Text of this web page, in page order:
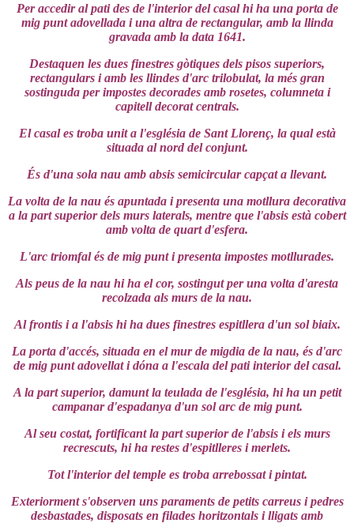
Per accedir al pati des de l'interior del casal hi ha una porta de
mig punt adovellada i una altra derectangular, amb la llinda
gravada amb la data 1641.
Destaquen les dues finestres gòtiques dels pisos superiors,
rectangulars i amb les llindes d'arc trilobulat, la més gran
sostinguda per impostes decorades amb rosetes, columneta i
capitell decorat centrals.
El casal es troba unit a l'església de Sant Llorenç, la qual està
situada al nord del conjunt.
És d'una sola nau amb absis semicircular capçat a llevant.
La volta de la nau és apuntada i presenta una motllura decorativa
a la part superior dels murs laterals, mentre que l'absis està cobert
amb volta de quart d'esfera.
L'arc triomfal és de mig punt i presenta impostes motllurades.
Als peus de la nau hi ha el cor, sostingut per una volta d'aresta
recolzada als murs de la nau.
Al frontis i a l'absis hi ha dues finestres espitllera d'un sol biaix.
La porta d'accés, situada en el mur de migdia de la nau, és d'arc
de mig punt adovellat i dóna a l'escala del pati interior del casal.
A la part superior, damunt la teulada de l'església, hi ha un petit
campanar d'espadanya d'un sol arc de mig punt.
Al seu costat, fortificant la part superior de l'absis i els murs
recrescuts, hi ha restes d'espitlleres i merlets.
Tot l'interior del temple es troba arrebossat i pintat.
Exteriorment s'observen uns paraments de petits carreus i pedres
desbastades, disposats en filades horitzontals i lligats amb